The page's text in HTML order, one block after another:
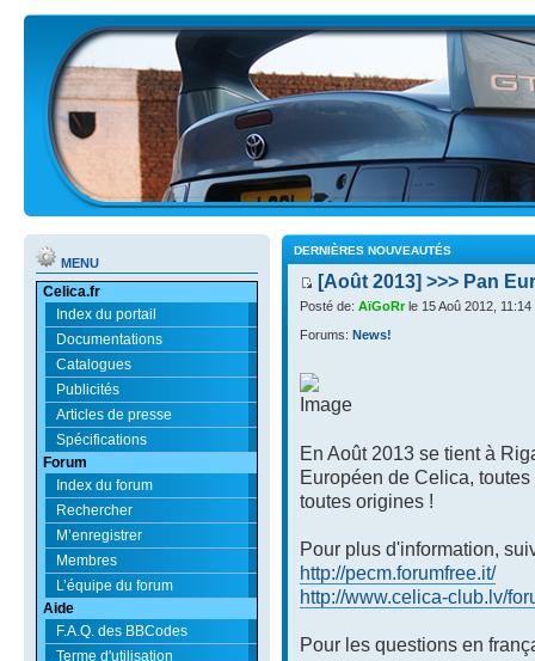
MENU
Celica.fr
Index du portail
Documentations
Catalogues
Publicités
Articles de presse
Spécifications
Forum
Index du forum
Rechercher
M’enregistrer
Membres
L’équipe du forum
Aide
F.A.Q. des BBCodes
Terme d'utilisation
DERNIÈRES NOUVEAUTÉS
[Août 2013] >>> Pan
Posté de: AïGoRrle 15 Aoû 2012, 11:14
Forums: News!
En Août 2013 se tient à
Européen de Celica,
toutes origines !
Pour plus d'information,
http://pecm.forumfree.it/
http://www.celica-club.lv/
Pour les questions en